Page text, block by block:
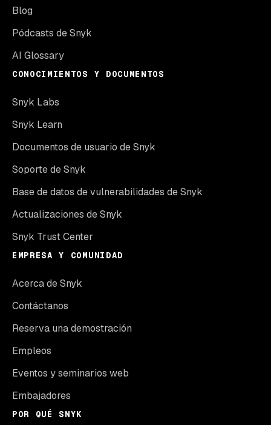
Blog
Pódcasts de Snyk
AI Glossary
CONOCIMIENTOS Y DOCUMENTOS
Snyk Labs
Snyk Learn
Documentos de usuario de Snyk
Soporte de Snyk
Base de datos de vulnerabilidades de Snyk
Actualizaciones de Snyk
Snyk Trust Center
EMPRESA Y COMUNIDAD
Acerca de Snyk
Contáctanos
Reserva una demostración
Empleos
Eventos y seminarios web
Embajadores
POR QUÉ SNYK